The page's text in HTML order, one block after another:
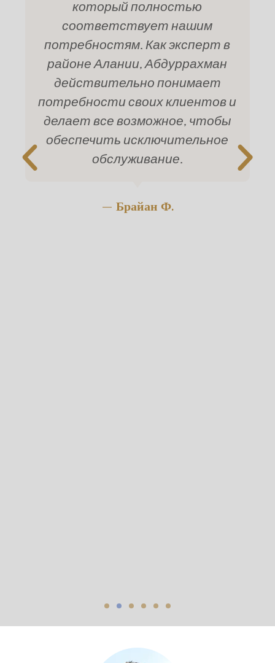
который полностью
соответствует нашим
потребностям. Как эксперт в
районе Алании, Абдуррахман
действительно понимает
потребности своих клиентов и
делает все возможное, чтобы
обеспечить исключительное
обслуживание.
— Брайан Ф.